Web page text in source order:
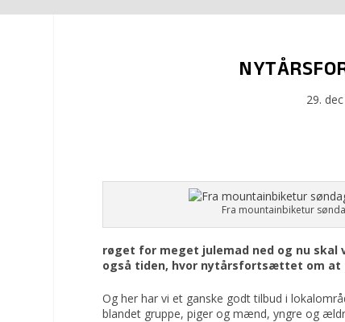
29.
Fra mountainbiketur
røget for meget julemad ned og nu skal
også tiden, hvor nytårsfortsættet om at
Og her har vi et ganske godt tilbud i
blandet gruppe, piger og mænd, yngre og